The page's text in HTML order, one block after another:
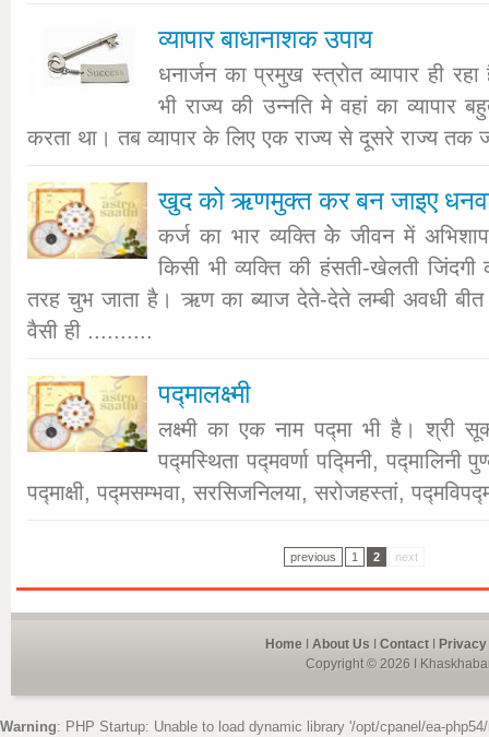
व्यापार बाधानाशक उपाय
धनार्जन का प्रमुख स्त्रोत व्यापार ही
भी राज्य की उन्नति मे वहां का व्यापार
करता था। तब व्यापार के लिए एक राज्य से दूसरे राज्य तक
खुद को ऋणमुक्त कर बन जाइए
कर्ज का भार व्यक्ति केे जीवन में
किसी भी व्यक्ति की हंसती-खेलती
तरह चुभ जाता है। ऋण का ब्याज देते-देते लम्बी अवधी
वैसी ही ..........
पद्मालक्ष्मी
लक्ष्मी का एक नाम पद्मा भी है। श्री
पद्मस्थिता पद्मवर्णा पद्मिनी, पद्मालिनी
पद्माक्षी, पद्मसम्भवा, सरसिजनिलया, सरोजहस्तां,
previous 1 2 next
Home About Us Contact
Copyright © 2026 I
Warning: PHP Startup: Unable to load dynamic library '/opt/cpanel/ea-